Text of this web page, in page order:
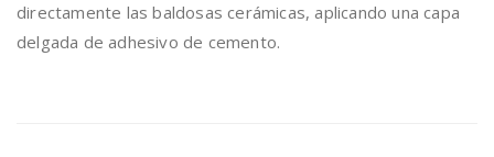
directamente las baldosas cerámicas, aplicando una capa
delgada de adhesivo de cemento.